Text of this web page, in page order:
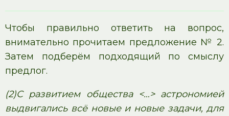
Чтобы правильно ответить на вопрос,
внимательно прочитаем предложение № 2.
Затем подберём подходящий по смыслу
предлог.
(2)С развитием общества <…> астрономией
выдвигались всё новые и новые задачи, для